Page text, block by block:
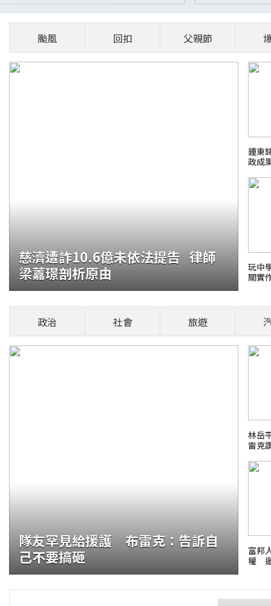
要終點 獨創全鏈條
會
新藥第一股」麥科醫藥（2335.HK）發佈公
梗）的候選藥物M
颱風 回扣 父親節
慈濟遭詐10.6億未依法提告 律師
梁䕒璟剖析原由
鍾東
政成
玩中
關實
政治 社會 旅遊
隊友罕見給援護 布雷克：告訴自
己不要搞砸
林岳
雷克
富邦
權